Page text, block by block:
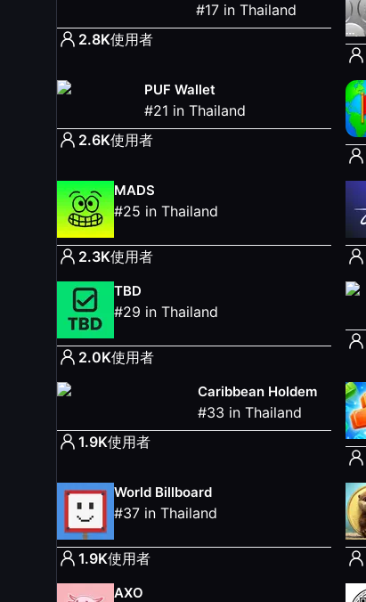
#17 in Thailand
2.8K使用者
PUF Wallet
#21 in Thailand
2.6K使用者
MADS
#25 in Thailand
2.3K使用者
TBD
#29 in Thailand
2.0K使用者
Caribbean Holdem
#33 in Thailand
1.9K使用者
World Billboard
#37 in Thailand
1.9K使用者
AXO